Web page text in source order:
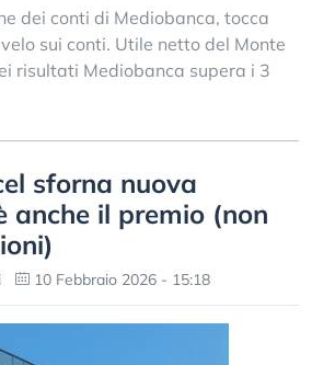
dei conti di Mediobanca, tocca
sui conti. Utile netto del Monte
risultati Mediobanca supera i 3
sforna nuova
anche il premio (non
10 Febbraio 2026 - 15:18